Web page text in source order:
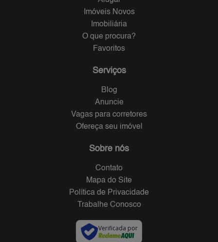
Imóveis Novos
Imobiliária
O que procura?
Favoritos
Serviços
Blog
Anuncie
Vagas para corretores
Ofereça seu imóvel
Sobre nós
Contato
Mapa do Site
Política de Privacidade
Trabalhe Conosco
Verificada por